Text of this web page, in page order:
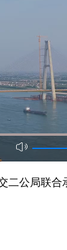
公局联合